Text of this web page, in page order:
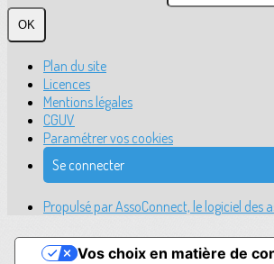
OK
Plan du site
Licences
Mentions légales
CGUV
Paramétrer vos cookies
Se connecter
Propulsé par AssoConnect, le logiciel des
Vos choix en matière de